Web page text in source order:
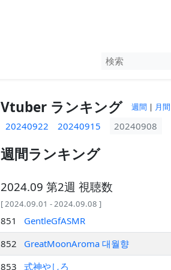
Vtuber ランキング 週間 | 月間
20240922 20240915 20240908
週間ランキング
2024.09 第2週 視聴数
[ 2024.09.01 - 2024.09.08 ]
851 GentleGfASMR
852
GreatMoonAroma 대월향
853
式神やしろ